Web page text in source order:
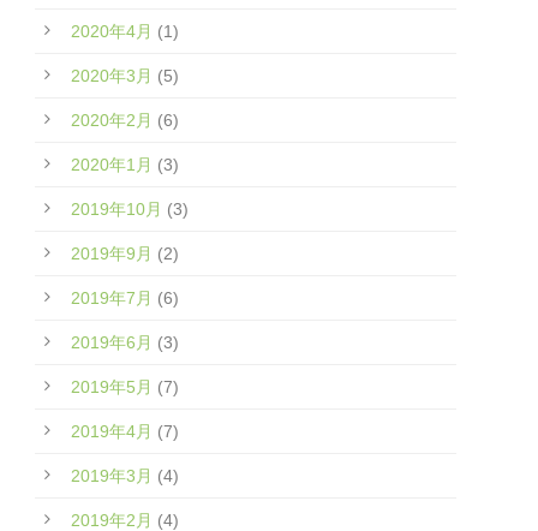
2020年4月 (1)
2020年3月 (5)
2020年2月 (6)
2020年1月 (3)
2019年10月 (3)
2019年9月 (2)
2019年7月 (6)
2019年6月 (3)
2019年5月 (7)
2019年4月 (7)
2019年3月 (4)
2019年2月 (4)